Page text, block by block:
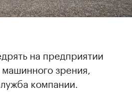
на предприятии
зрения,
компании.